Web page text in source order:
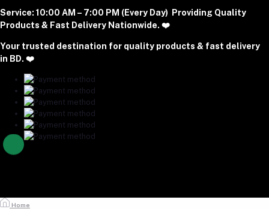
+8801977197994
majumdershop77@gmail.com
Download Seller App
Service: 10:00 AM – 7:00 PM (Every Day) Providing Quality
Products & Fast Delivery Nationwide. ❤️
Your trusted destination for quality products & fast delivery
in BD. ❤️
Home